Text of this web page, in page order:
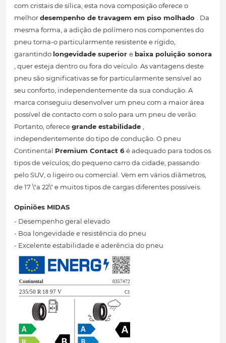
com cristais de sílica, esta nova composição oferece o
melhordesempenho de travagem em piso molhado . Da
mesma forma, a adição de polímero nos componentes do
pneu torna-o particularmente resistente e rígido,
garantindo longevidade superior e baixa poluição sonora
, quer esteja dentro ou fora do veículo. As vantagens deste
pneu são significativas se for particularmente sensível ao
seu conforto, independentemente da sua condução. A
marca conseguiu desenvolver um pneu com a maior área
possível de contacto com o solo para um pneu de verão.
Portanto, oferecegrande estabilidade ,
independentemente do tipo de condução. O pneu
Continental Premium Contact 6 é adequado para todos os
tipos de veículos; do pequeno carro da cidade, passando
pelo SUV, o ligeiro ou comercial. Vem em vários diâmetros,
de 17 \"a 22\" e muitos tipos de cargas diferentes possíveis.
Opiniões MIDAS
- Desempenho geral elevado
- Boa longevidade e resistência do pneu
- Excelente estabilidade e aderência do pneu